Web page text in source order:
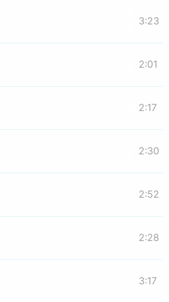
3:23
2:01
2:17
2:30
2:52
2:28
3:17